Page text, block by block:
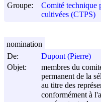
Groupe:
Comité technique
cultivées (CTPS)
De:
Dupont (Pierre)
Objet:
membres du
permanent de la
au titre des
conformément à
nomination